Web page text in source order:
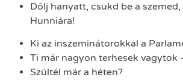
Dőlj hanyatt, csukd be a
Hunniára!
Ki az inszeminátorokkal a
Ti már nagyon terhesek vagytok
Szültél már a héten?